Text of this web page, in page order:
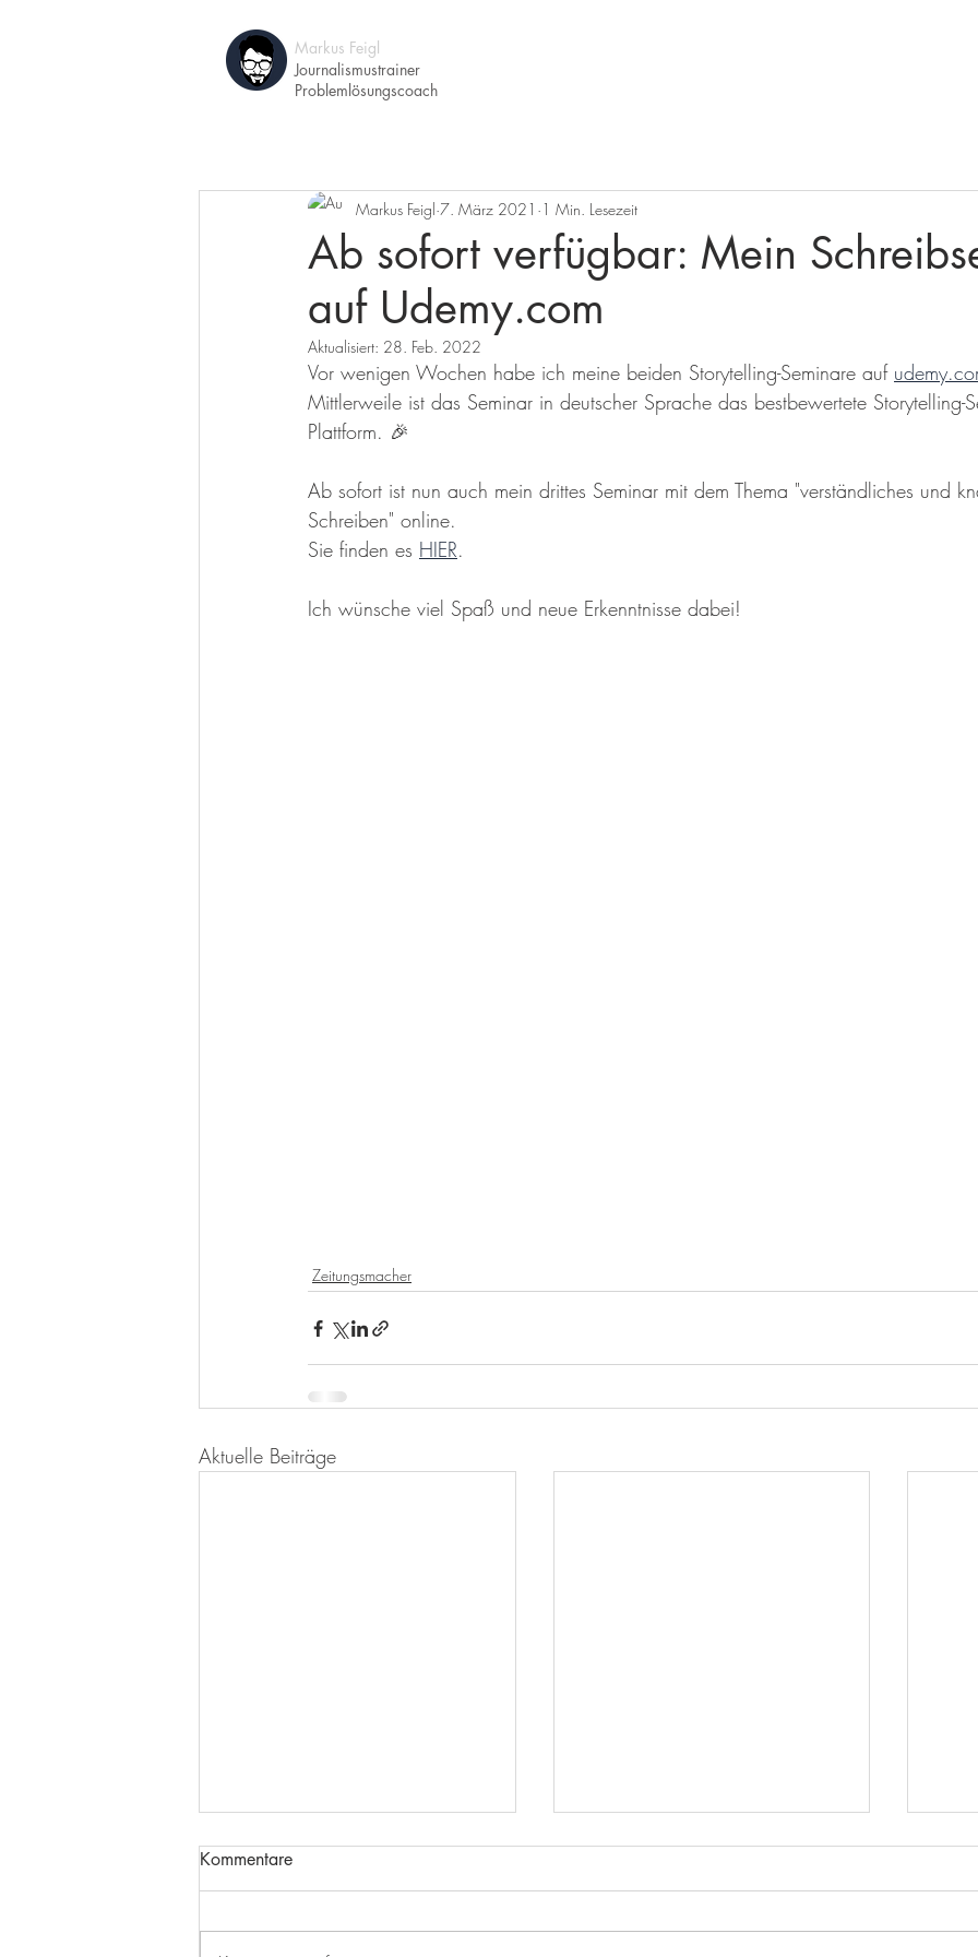
Markus Feigl
Journalismustrainer
Problemlösungscoach
Ab sofort verfügbar: Mein
auf Udemy.com
Markus Feigl 7. März 2021 1 Min. Lesezeit
Aktualisiert: 28. Feb. 2022
Vor wenigen Wochen habe ich meine beiden Storytelling-Seminare auf
Mittlerweile ist das Seminar in deutscher Sprache das bestbewertete Storytelling-
Plattform. 🎉
Ab sofort ist nun auch mein drittes Seminar mit dem Thema "verständliches und
Schreiben" online.
Sie finden es HIER.
Ich wünsche viel Spaß und neue Erkenntnisse dabei!
Zeitungsmacher
Aktuelle Beiträge
Kommentare